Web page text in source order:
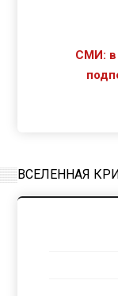
СМИ: в
ВСЕЛЕННАЯ